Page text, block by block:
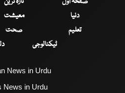
دنیا
معیشت
تعلیم
صحت
ٹیکنالوجی
News in Urdu
News in Urdu